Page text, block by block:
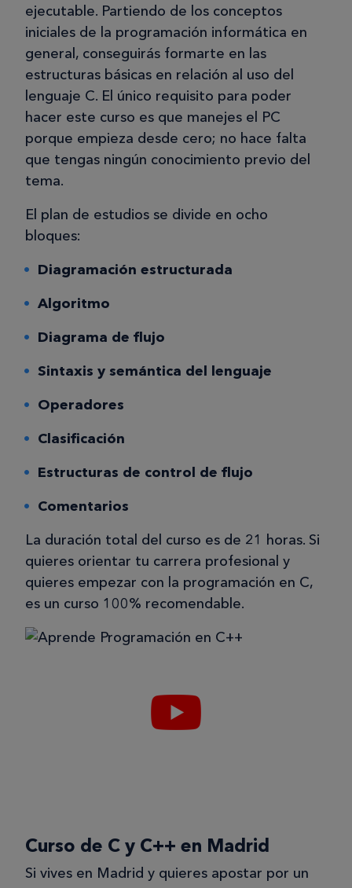
ejecutable. Partiendo de los conceptos
iniciales de la programación informática en
general, conseguirás formarte en las
estructuras básicas en relación al uso del
lenguaje C. El único requisito para poder
hacer este curso es que manejes el PC
porque empieza desde cero; no hace falta
que tengas ningún conocimiento previo del
tema.
El plan de estudios se divide en ocho
bloques:
Diagramación estructurada
Algoritmo
Diagrama de flujo
Sintaxis y semántica del lenguaje
Operadores
Clasificación
Estructuras de control de flujo
Comentarios
La duración total del curso es de 21 horas. Si
quieres orientar tu carrera profesional y
quieres empezar con la programación en C,
es un curso 100% recomendable.
Curso de C y C++ en Madrid
Si vives en Madrid y quieres apostar por un